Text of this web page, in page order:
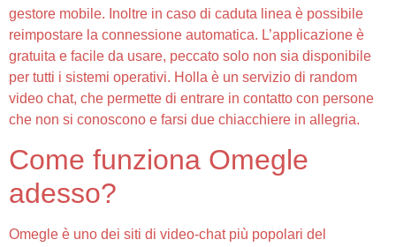
gestore mobile. Inoltre in caso di caduta linea è possibile
reimpostare la connessione automatica. L’applicazione è
gratuita e facile da usare, peccato solo non sia disponibile
per tutti i sistemi operativi. Holla è un servizio di random
video chat, che permette di entrare in contatto con persone
che non si conoscono e farsi due chiacchiere in allegria.
Come funziona Omegle
adesso?
Omegle è uno dei siti di video-chat più popolari del